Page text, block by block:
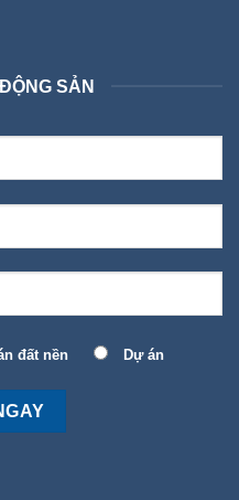
SẢN
đất nền Dự án